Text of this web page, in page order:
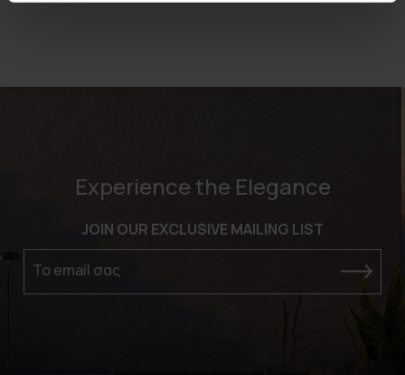
Experience the Elegance
JOIN OUR EXCLUSIVE MAILING LIST
Το email σας